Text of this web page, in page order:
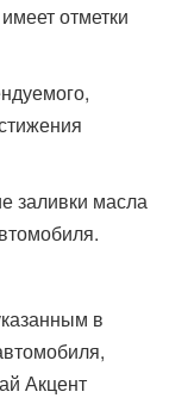
отметки
заливки масла
в
Акцент